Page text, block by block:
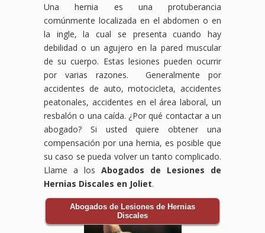
Una hernia es una protuberancia
comúnmente localizada en el abdomen o en
la ingle, la cual se presenta cuando hay
debilidad o un agujero en la pared muscular
de su cuerpo. Estas lesiones pueden ocurrir
por varias razones. Generalmente por
accidentes de auto, motocicleta, accidentes
peatonales, accidentes en el área laboral, un
resbalón o una caída. ¿Por qué contactar a un
abogado? Si usted quiere obtener una
compensación por una hernia, es posible que
su caso se pueda volver un tanto complicado.
Llame a los Abogados de Lesiones de
Hernias Discales en Joliet.
Abogados de Lesiones de Hernias
Discales